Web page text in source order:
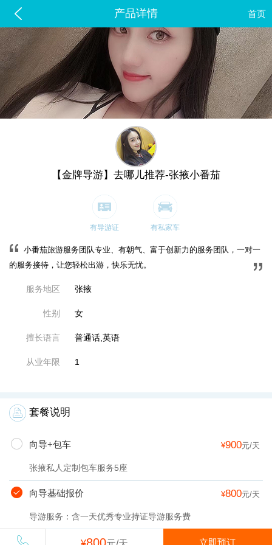
产品详情 首页
【金牌导游】去哪儿推荐-张掖小番茄
有导游证 有私家车
小番茄旅游服务团队专业、有朝气、富于创新力的服务团队，一对一
的服务接待，让您轻松出游，快乐无忧。
服务地区 张掖
性别 女
擅长语言 普通话,英语
从业年限 1
套餐说明
向导+包车 ¥900元/天
张掖私人定制包车服务5座
向导基础报价 ¥800元/天
导游服务：含一天优秀专业持证导游服务费
当地用车服务：含一天包5座车费用（包含车费、油费、司机
立即预订